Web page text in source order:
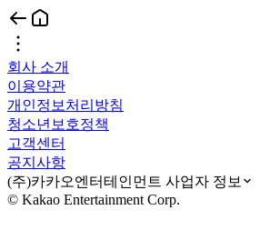
회사 소개
이용약관
개인정보처리방침
청소년보호정책
고객센터
공지사항
(주)카카오엔터테인먼트 사업자 정보
© Kakao Entertainment Corp.